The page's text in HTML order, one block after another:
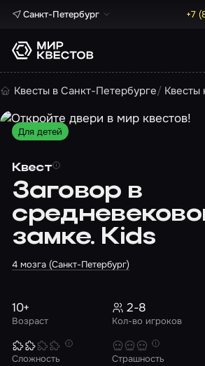
Санкт-Петербург +7
Квесты в Санкт-Петербурге Квесты
Для детей
Квест
Заговор в
замке. Kids
4 мозга (Санкт-Петербург)
Возраст
10+
Кол-во игроков
2-8
Сложность Страшность